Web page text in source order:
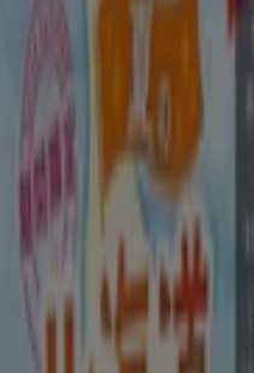
スーパーマーケット
家電
スポーツ
レストラン 川崎
ー、割引情報
川崎市のTiendeo